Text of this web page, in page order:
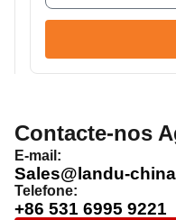
Contacte-nos
E-mail:
Sales@landu-
Telefone:
+86 531 6995 9221